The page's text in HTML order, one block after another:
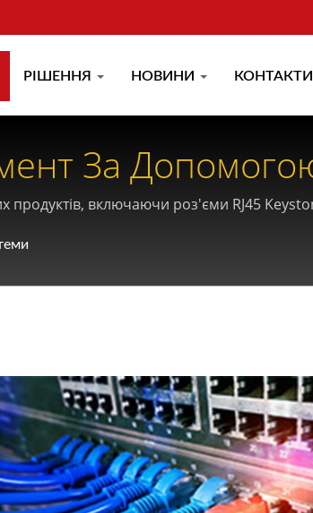
РІШЕННЯ НОВИНИ КОНТАКТИ
За
включаючи роз'єми RJ45